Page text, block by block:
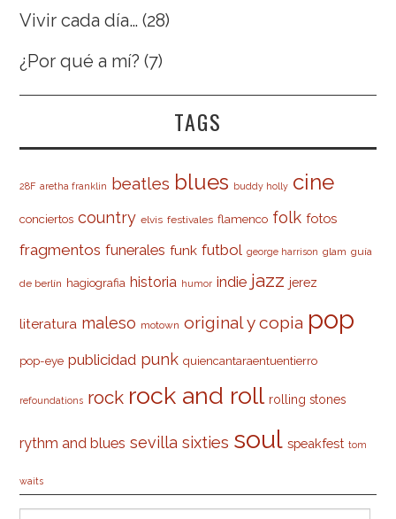
Vivir cada día… (28)
¿Por qué a mí? (7)
TAGS
28F aretha franklin beatles blues buddy holly cine
conciertos country elvis festivales flamenco folk fotos
fragmentos funerales funk futbol george harrison glam guía
de berlín hagiografia historia humor indie jazz jerez
literatura maleso motown original y copia pop
pop-eye publicidad punk quiencantaraentuentierro
refoundations rock rock and roll rolling stones
rythm and blues sevilla sixties soul speakfest tom
waits